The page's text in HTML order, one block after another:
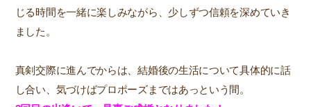
じる時間を一緒に楽しみながら、少しずつ信頼を深めていき
ました。
真剣交際に進んでからは、結婚後の生活について具体的に話
し合い、気づけばプロポーズまではあっという間。